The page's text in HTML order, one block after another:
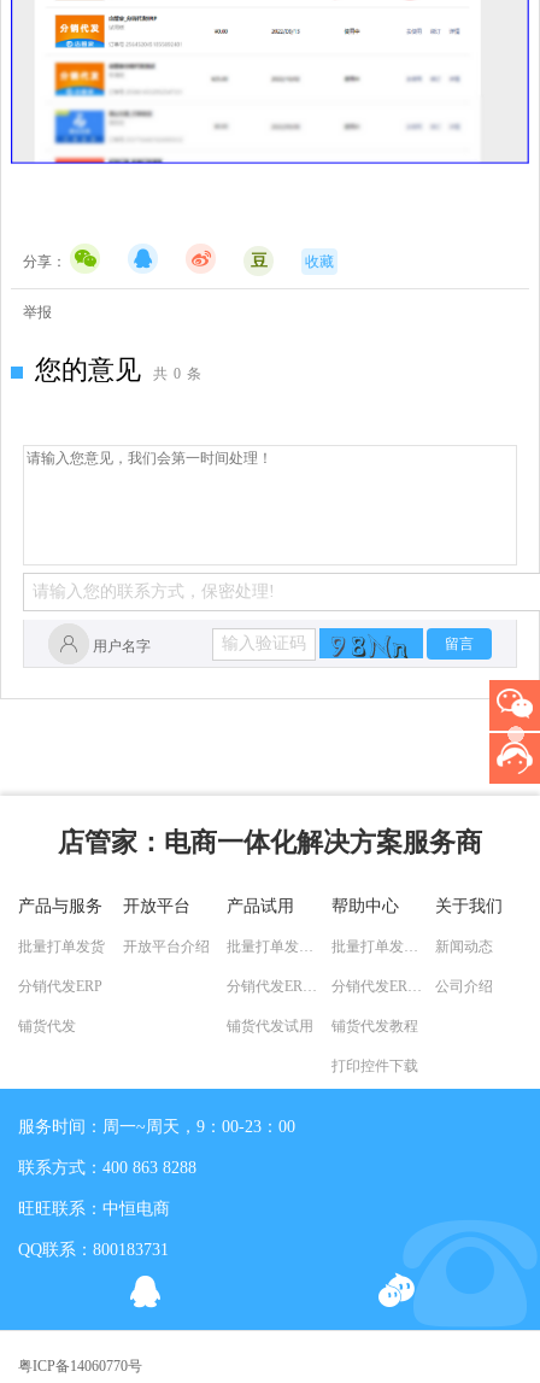
分享： 豆 收藏
举报
您的意见 共 0 条
用户名字 留言
店管家 ：电商一体化解决方案服务商
产品与服务
批量打单发货
分销代发ERP
铺货代发
开放平台
开放平台介绍
产品试用
批量打单发货试用
分销代发ERP试用
铺货代发试用
帮助中心
批量打单发货教程
分销代发ERP教程
铺货代发教程
打印控件下载
关于我们
新闻动态
公司介绍
服务时间：周一~周天，9：00-23：00
联系方式：400 863 8288
旺旺联系：中恒电商
QQ联系：800183731
粤ICP备14060770号